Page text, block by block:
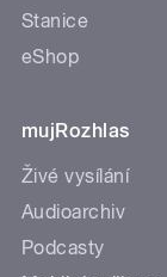
Stanice
eShop
mujRozhlas
Živé vysílání
Audioarchiv
Podcasty